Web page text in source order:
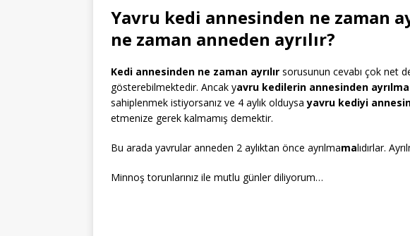
Yavru kedi annesinden ne zaman
ne zaman anneden ayrılır?
Kedi annesinden ne zaman ayrılır sorusunun cevabı çok net
gösterebilmektedir. Ancak yavru kedilerin annesinden
sahiplenmek istiyorsanız ve 4 aylık olduysayavru kediyi
etmenize gerek kalmamış demektir.
Bu arada yavrular anneden 2 aylıktan önce ayrılmamalıdırlar.
Minnoş torunlarınız ile mutlu günler diliyorum…